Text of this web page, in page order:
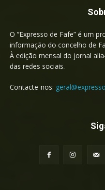
O “Expresso de Fafe” é um
informação do concelho de
À edição mensal do jornal
das redes sociais.
Contacte-nos: